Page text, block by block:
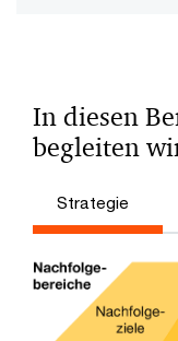
In diesen
begleiten
Strategie